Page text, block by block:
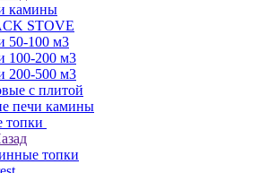
камины
STOVE
50-100 м3
100-200 м3
200-500 м3
с плитой
печи камины
топки
топки